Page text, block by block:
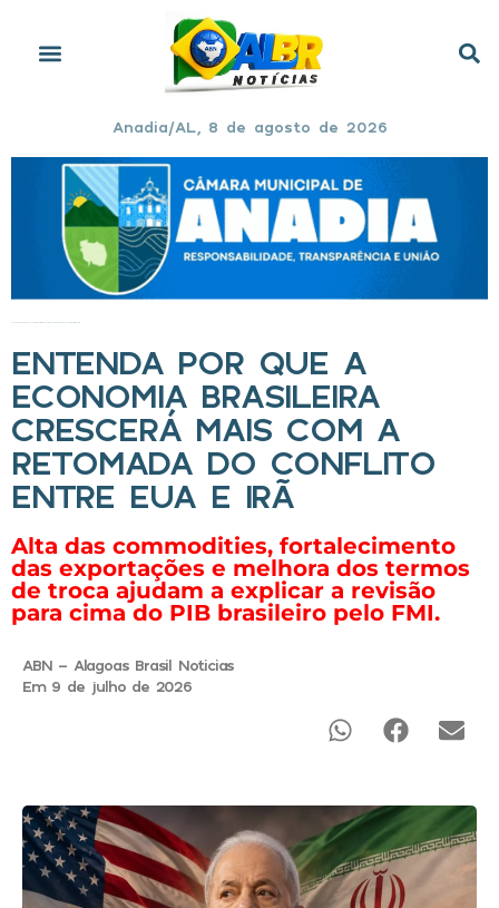
Anadia/AL, 8 de agosto de 2026
ENTENDA POR QUE A
ECONOMIA BRASILEIRA
CRESCERÁ MAIS COM A
RETOMADA DO CONFLITO
ENTRE EUA E IRÃ
Alta das commodities, fortalecimento
das exportações e melhora dos termos
de troca ajudam a explicar a revisão
para cima do PIB brasileiro pelo FMI.
ABN - Alagoas Brasil Noticias
Em 9 de julho de 2026